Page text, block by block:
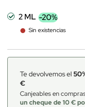
2 ML -20%
Sin existencias
Te devolvemos el
€
Canjeables en
un cheque de 10 €